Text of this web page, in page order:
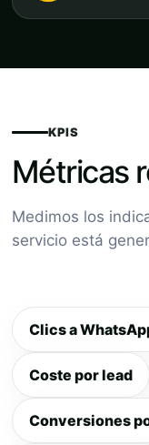
KPIS
Métricas
Medimos los
servicio está
Clics a
Coste por lead
Conversiones